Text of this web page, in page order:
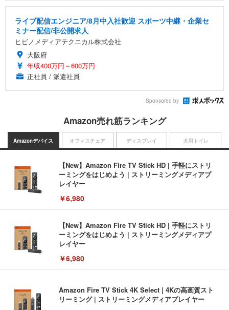
ライブ配信エンジニア/8月中入社歓迎 スポーツ中継・企業セ
ミナー配信/非公開求人
ヒビノメディアテクニカル株式会社
大阪府
年収400万円～600万円
正社員 / 派遣社員
Sponsored by
Amazon売れ筋ランキング
Amazonデバイス
【New】Amazon Fire TV Stick HD | 手軽にストリ
ーミングをはじめよう | ストリーミングメディアプ
レイヤー
￥6,980
【New】Amazon Fire TV Stick HD | 手軽にストリ
ーミングをはじめよう | ストリーミングメディアプ
レイヤー
￥6,980
Amazon Fire TV Stick 4K Select | 4Kの高画質スト
リーミング | ストリーミングメディアプレイヤー
オフィスチェア ディスプレイ 犬用トイレ